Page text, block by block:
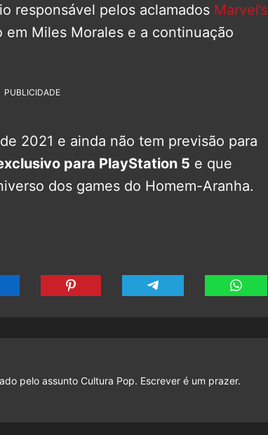
responsável pelos aclamados Marvel’s
em Miles Morales e a continuação
PUBLICIDADE
2021 e ainda não tem previsão para
para PlayStation 5 e que
dos games do Homem-Aranha.
pelo assunto Cultura Pop. Escrever é um prazer.